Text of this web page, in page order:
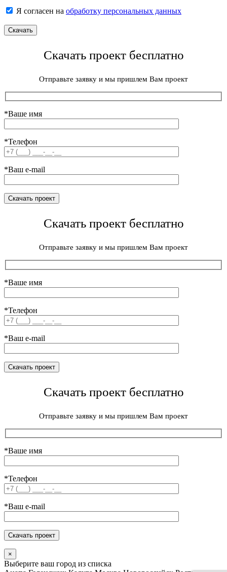
Я согласен на обработку персональных данных
Скачать проект бесплатно
Отправьте заявку и мы пришлем Вам проект
*Ваше имя
*Телефон
*Ваш e-mail
Скачать проект бесплатно
Отправьте заявку и мы пришлем Вам проект
*Ваше имя
*Телефон
*Ваш e-mail
Скачать проект бесплатно
Отправьте заявку и мы пришлем Вам проект
*Ваше имя
*Телефон
*Ваш e-mail
×
Выберите ваш город из списка